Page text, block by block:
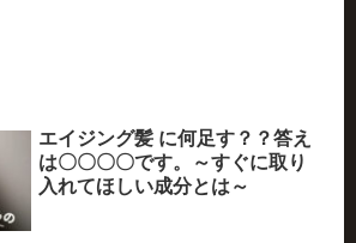
エイジング髪 に何足す？？答え
は〇〇〇〇です。～すぐに取り
入れてほしい成分とは～